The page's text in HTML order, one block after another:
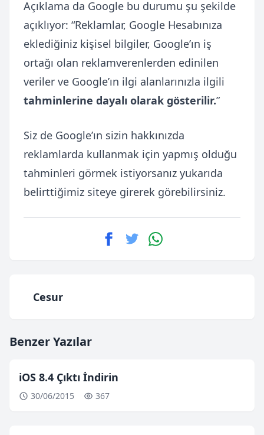
Açıklama da Google bu durumu şu şekilde
açıklıyor: “Reklamlar, Google Hesabınıza
eklediğiniz kişisel bilgiler, Google’ın iş
ortağı olan reklamverenlerden edinilen
veriler ve Google’ın ilgi alanlarınızla ilgili
tahminlerine dayalı olarak gösterilir.”
Siz de Google’ın sizin hakkınızda
reklamlarda kullanmak için yapmış olduğu
tahminleri görmek istiyorsanız yukarıda
belirttiğimiz siteye girerek görebilirsiniz.
Cesur
Benzer Yazılar
iOS 8.4 Çıktı İndirin
30/06/2015 367